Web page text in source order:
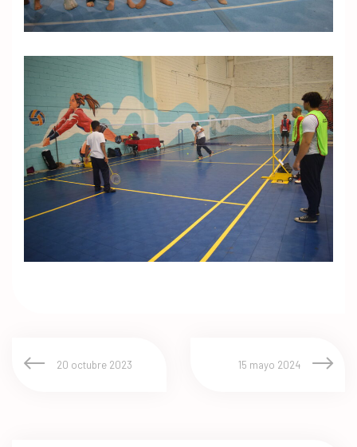
20 octubre 2023 15 mayo 2024